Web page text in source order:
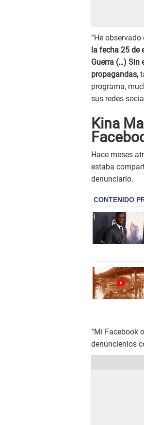
“He
la fecha 25 de
Guerra (…) Sin
propagandas,
programa,
sus redes
Kina
Hace meses
estaba
denunciarlo.
“Mi Facebook
denúncienlos